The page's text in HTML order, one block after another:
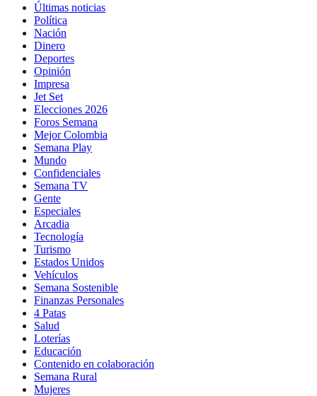
Últimas noticias
Política
Nación
Dinero
Deportes
Opinión
Impresa
Jet Set
Elecciones 2026
Foros Semana
Mejor Colombia
Semana Play
Mundo
Confidenciales
Semana TV
Gente
Especiales
Arcadia
Tecnología
Turismo
Estados Unidos
Vehículos
Semana Sostenible
Finanzas Personales
4 Patas
Salud
Loterías
Educación
Contenido en colaboración
Semana Rural
Mujeres